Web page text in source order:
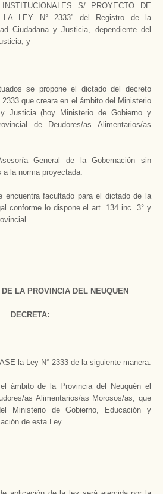
S/ PROYECTO DE
LA LEY N° 2333” del Registro de la
Ciudadana y Justicia, dependiente del
y
se propone el dictado del decreto
que creara en el ámbito del Ministerio
Justicia (hoy Ministerio de Gobierno y
de Deudores/as Alimentarios/as
General de la Gobernación sin
a la norma proyectada.
encuentra facultado para el dictado de la
conforme lo dispone el art. 134 inc. 3° y
LA PROVINCIA DEL NEUQUEN
DECRETA:
la Ley N° 2333 de la siguiente manera:
ámbito de la Provincia del Neuquén el
as Alimentarios/as Morosos/as, que
Ministerio de Gobierno, Educación y
de esta Ley.